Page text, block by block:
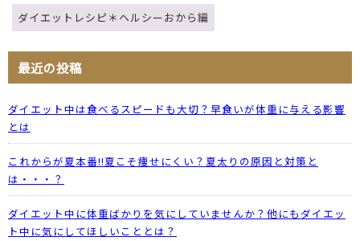
ダイエットレシピ＊ヘルシーおから編
最近の投稿
ダイエット中は食べるスピードも大切？早食いが体重に与える影響
とは
これからが夏本番!!夏こそ痩せにくい？夏太りの原因と対策と
は・・・？
ダイエット中に体重ばかりを気にしていませんか？他にもダイエッ
ト中に気にしてほしいこととは？